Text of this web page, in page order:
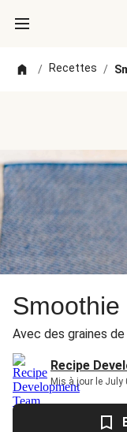
/ Recettes /
Avec des graines
Recipe
Mis à jour le July